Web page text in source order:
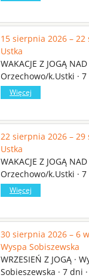
15 sierpnia 2026 –
Ustka
WAKACJE Z JOGĄ
Orzechowo/k.Ustki · 7
Więcej
22 sierpnia 2026 –
Ustka
WAKACJE Z JOGĄ
Orzechowo/k.Ustki · 7
Więcej
30 sierpnia 2026 – 6
Wyspa Sobiszewska
WRZESIEŃ Z JOGĄ ·
Sobieszewska · 7 dni